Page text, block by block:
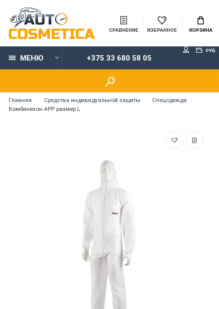
СРАВНЕНИЕ ИЗБРАННОЕ КОРЗИНА
МЕНЮ +375 33 680 58 05
РУБ.
Главная Средства индивидуальной защиты
Спецодежда
Комбинезон APP размер L